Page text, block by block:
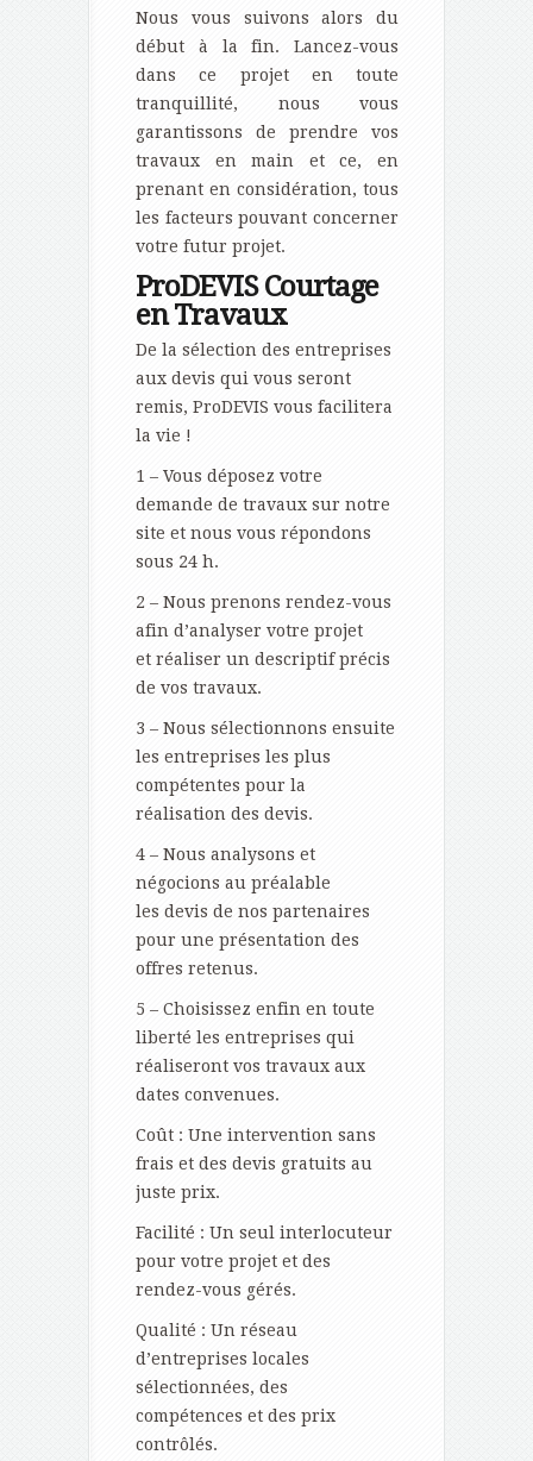
Nous vous suivons alors du
début à la fin. Lancez-vous
dans ce projet en toute
tranquillité, nous vous
garantissons de prendre vos
travaux en main et ce, en
prenant en considération, tous
les facteurs pouvant concerner
votre futur projet.
ProDEVIS Courtage
en Travaux
De la sélection des entreprises
aux devis qui vous seront
remis, ProDEVIS vous facilitera
la vie !
1 – Vous déposez votre
demande de travaux sur notre
site et nous vous répondons
sous 24 h.
2 – Nous prenons rendez-vous
afin d’analyser votre projet
et réaliser un descriptif précis
de vos travaux.
3 – Nous sélectionnons ensuite
les entreprises les plus
compétentes pour la
réalisation des devis.
4 – Nous analysons et
négocions au préalable
les devis de nos partenaires
pour une présentation des
offres retenus.
5 – Choisissez enfin en toute
liberté les entreprises qui
réaliseront vos travaux aux
dates convenues.
Coût : Une intervention sans
frais et des devis gratuits au
juste prix.
Facilité : Un seul interlocuteur
pour votre projet et des
rendez-vous gérés.
Qualité : Un réseau
d’entreprises locales
sélectionnées, des
compétences et des prix
contrôlés.